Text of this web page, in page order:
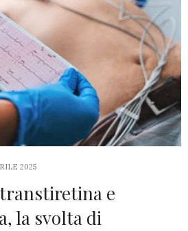
2025
e
la svolta di